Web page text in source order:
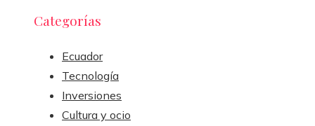
Categorías
Ecuador
Tecnología
Inversiones
Cultura y ocio